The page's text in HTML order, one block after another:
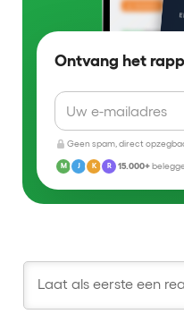
Ontvang het
Geen spam, direct
M J K R 15.000+